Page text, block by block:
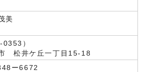
美
）
松井ケ丘一丁目15-18
ー6672